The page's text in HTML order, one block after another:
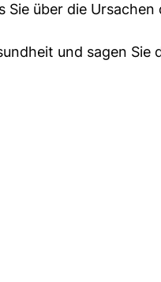
über die
und sagen